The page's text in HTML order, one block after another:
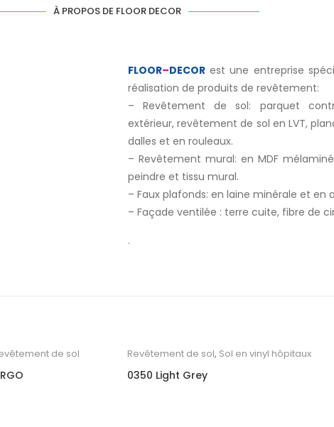
À PROPOS DE FLOOR DECOR
FLOOR–DECOR est une entreprise
réalisation de produits de revêtement:
– Revêtement de sol: parquet
extérieur, revêtement de sol en LVT,
dalles et en rouleaux.
– Revêtement mural: en MDF
peindre et tissu mural.
– Faux plafonds: en laine minérale et en
– Façade ventilée : terre cuite, fibre de
.
de sol Revêtement de sol, Sol en vinyl hôpitaux
0350 Light Grey